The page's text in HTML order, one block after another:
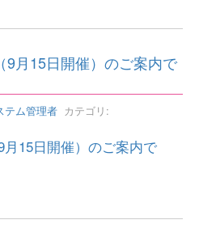
9月15日開催）のご案内で
テム管理者 カテゴリ:
15日開催）のご案内で